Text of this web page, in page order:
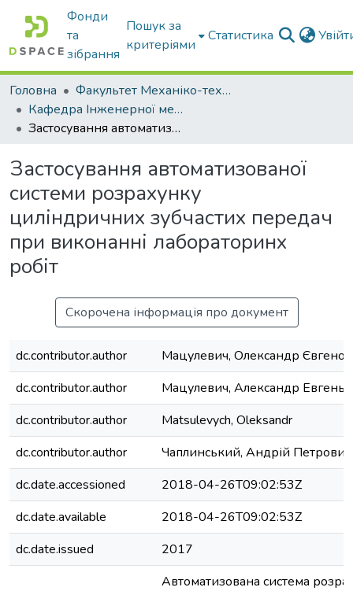
Фонди
та
зібрання
Пошук за
критеріями
Статистика
Головна
Факультет Механіко-технологічний
Кафедра Інженерної механіки та комп'ютерного проектування
Застосування автоматизованої системи розрахунку циліндричних зубчастих передач при виконанні лабораторинх робіт
Застосування автоматизованої
системи розрахунку
циліндричних зубчастих передач
при виконанні лабораторинх
робіт
Скорочена інформація про документ
dc.contributor.author
Мацулевич, Олександр
dc.contributor.author
Мацулевич, Александр
dc.contributor.author
Matsulevych, Oleksandr
dc.contributor.author
Чаплинський, Андрій Петрович
dc.date.accessioned
2018-04-26T09:02:53Z
dc.date.available
2018-04-26T09:02:53Z
dc.date.issued
2017
Автоматизована система